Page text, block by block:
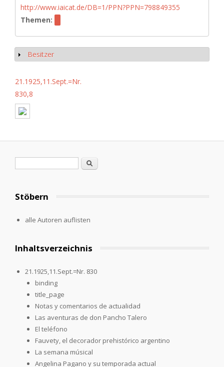
http://www.iaicat.de/DB=1/PPN?PPN=798849355
Themen:
Show
Besitzer
21.1925,11.Sept.=Nr.
830,8
Search
Stöbern
alle Autoren auflisten
Inhaltsverzeichnis
21.1925,11.Sept.=Nr. 830
binding
title_page
Notas y comentarios de actualidad
Las aventuras de don Pancho Talero
El teléfono
Fauvety, el decorador prehistórico argentino
La semana músical
Angelina Pagano y su temporada actual